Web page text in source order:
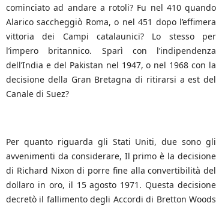
cominciato ad andare a rotoli? Fu nel 410 quando
Alarico saccheggiò Roma, o nel 451 dopo l’effimera
vittoria dei Campi catalaunici? Lo stesso per
l’impero britannico. Sparì con l’indipendenza
dell’India e del Pakistan nel 1947, o nel 1968 con la
decisione della Gran Bretagna di ritirarsi a est del
Canale di Suez?
Per quanto riguarda gli Stati Uniti, due sono gli
avvenimenti da considerare, Il primo è la decisione
di Richard Nixon di porre fine alla convertibilità del
dollaro in oro, il 15 agosto 1971. Questa decisione
decretò il fallimento degli Accordi di Bretton Woods